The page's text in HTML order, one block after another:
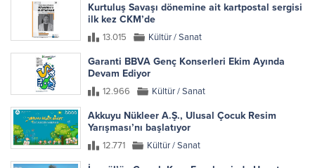
Kurtuluş Savaşı dönemine ait kartpostal sergisi
ilk kez CKM’de
13.015 Kültür / Sanat
Garanti BBVA Genç Konserleri Ekim Ayında
Devam Ediyor
12.966 Kültür / Sanat
Akkuyu Nükleer A.Ş., Ulusal Çocuk Resim
Yarışması’nı başlatıyor
12.771 Kültür / Sanat